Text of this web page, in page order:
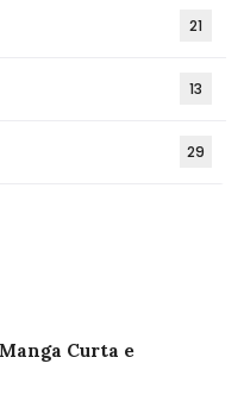
21
13
29
Curta e